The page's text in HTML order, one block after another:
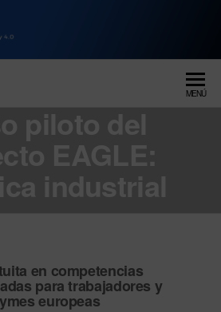
HUB
MENÚ
en competencias
para trabajadores y
europeas